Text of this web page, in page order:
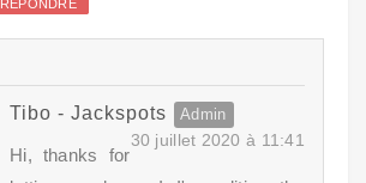
RÉPONDRE
Tibo - Jackspots
30 juillet 2020 à 11:41
Hi, thanks for